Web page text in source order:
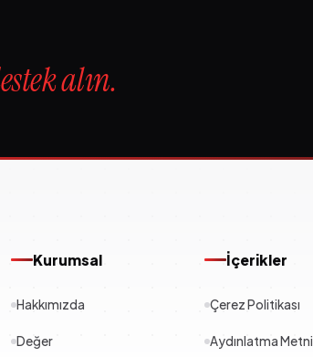
alın.
Kurumsal
Hakkımızda
Değer
İçerikler
Çerez Politikası
Aydınlatma Metni